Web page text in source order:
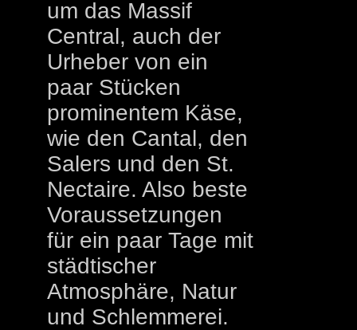
um das Massif
Central, auch der
Urheber von ein
paar Stücken
prominentem Käse,
wie den Cantal, den
Salers und den St.
Nectaire. Also beste
Voraussetzungen
für ein paar Tage mit
städtischer
Atmosphäre, Natur
und Schlemmerei.